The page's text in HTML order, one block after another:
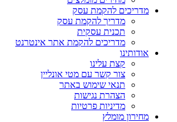
מדריכים להקמת עסק
מדריך להקמת עסק
תכנית עסקית
מדריכים להקמת אתר אינטרנט
אודותינו
קצת עלינו
צור קשר עם מטי אונליין
תנאי שימוש באתר
הצהרת נגישות
מדיניות פרטיות
מחירון מומלץ